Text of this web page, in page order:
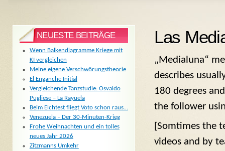
Las
„Medialuna“
describes
180 degrees
the follower
[Somtimes the
videos and by
NEUESTE BEITRÄGE
Wenn Balkendiagramme Kriege mit
KI vergleichen
Meine eigene Verschwörungstheorie
El Enganche Initial
Vergleichende Tanzstudie: Osvaldo
Pugliese – La Rayuela
Beim Elchtest fliegt Voto schon raus…
Venezuela – Der 30-Minuten-Krieg
Frohe Weihnachten und ein tolles
neues Jahr 2026
Zitzmanns Umkehr